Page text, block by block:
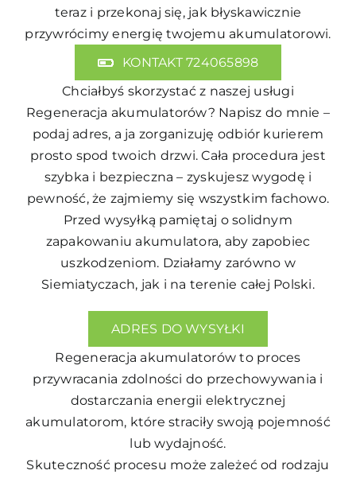
teraz i przekonaj się, jak błyskawicznie
przywrócimy energię twojemu akumulatorowi.
KONTAKT 724065898
Chciałbyś skorzystać z naszej usługi
Regeneracja akumulatorów? Napisz do mnie –
podaj adres, a ja zorganizuję odbiór kurierem
prosto spod twoich drzwi. Cała procedura jest
szybka i bezpieczna – zyskujesz wygodę i
pewność, że zajmiemy się wszystkim fachowo.
Przed wysyłką pamiętaj o solidnym
zapakowaniu akumulatora, aby zapobiec
uszkodzeniom. Działamy zarówno w
Siemiatyczach, jak i na terenie całej Polski.
ADRES DO WYSYŁKI
Regeneracja akumulatorów to proces
przywracania zdolności do przechowywania i
dostarczania energii elektrycznej
akumulatorom, które straciły swoją pojemność
lub wydajność.
Skuteczność procesu może zależeć od rodzaju